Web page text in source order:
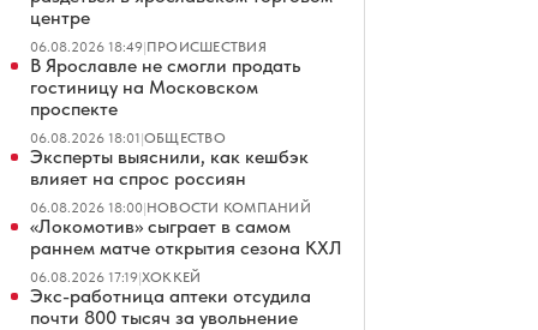
центре
06.08.2026 18:49|ПРОИСШЕСТВИЯ
В Ярославле не смогли продать
гостиницу на Московском
проспекте
06.08.2026 18:01|ОБЩЕСТВО
Эксперты выяснили, как кешбэк
влияет на спрос россиян
06.08.2026 18:00|НОВОСТИ КОМПАНИЙ
«Локомотив» сыграет в самом
раннем матче открытия сезона КХЛ
06.08.2026 17:19|ХОККЕЙ
Экс-работница аптеки отсудила
почти 800 тысяч за увольнение